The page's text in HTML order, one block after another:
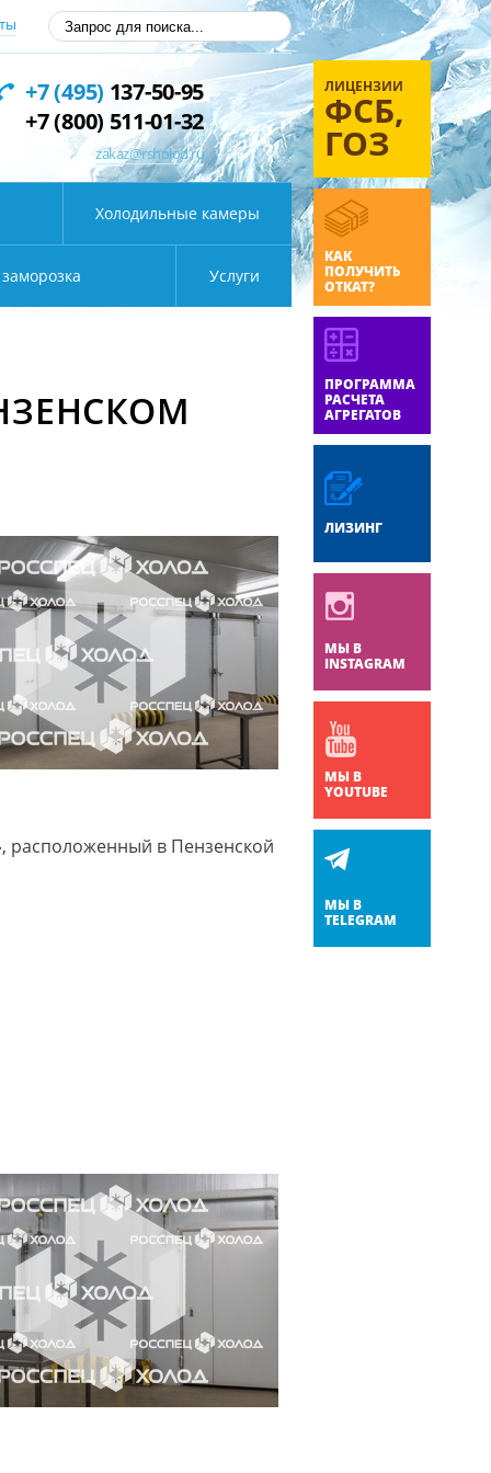
+7 (495) 137-50-95
+7 (800) 511-01-32
zakaz@rsholod.ru
Холодильные камеры
Услуги
ЛИЦЕНЗИИ
ФСБ,
ГОЗ
КАК
ПОЛУЧИТЬ
ОТКАТ?
ПРОГРАММА
РАСЧЕТА
АГРЕГАТОВ
ЛИЗИНГ
МЫ В
INSTAGRAM
МЫ В
YOUTUBE
МЫ В
TELEGRAM
расположенный в Пензенской